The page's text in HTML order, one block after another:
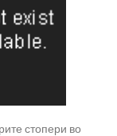
сензацијата од СП
што не е видено од
стопери во